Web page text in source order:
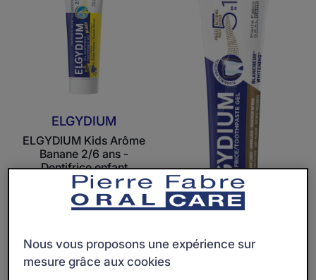
Arôme
Banane
2/6
ans
-
Dentifrice
ELGYDIUM
ELGYDIUM Kids Arôme
Banane 2/6 ans -
Dentifrice enfant
Cosmétique
actions
-
gel
dentifrice
Nous vous proposons une expérience sur
mesure grâce aux cookies